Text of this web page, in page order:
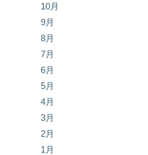
10月
9月
8月
7月
6月
5月
4月
3月
2月
1月